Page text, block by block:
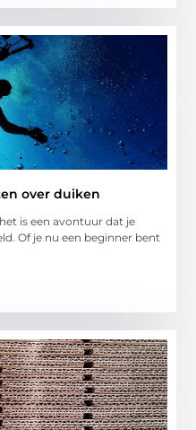
over duiken
is een avontuur dat je
Of je nu een beginner bent